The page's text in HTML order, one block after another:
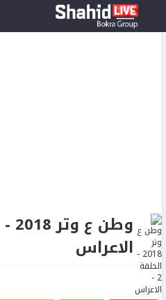
الاعراس